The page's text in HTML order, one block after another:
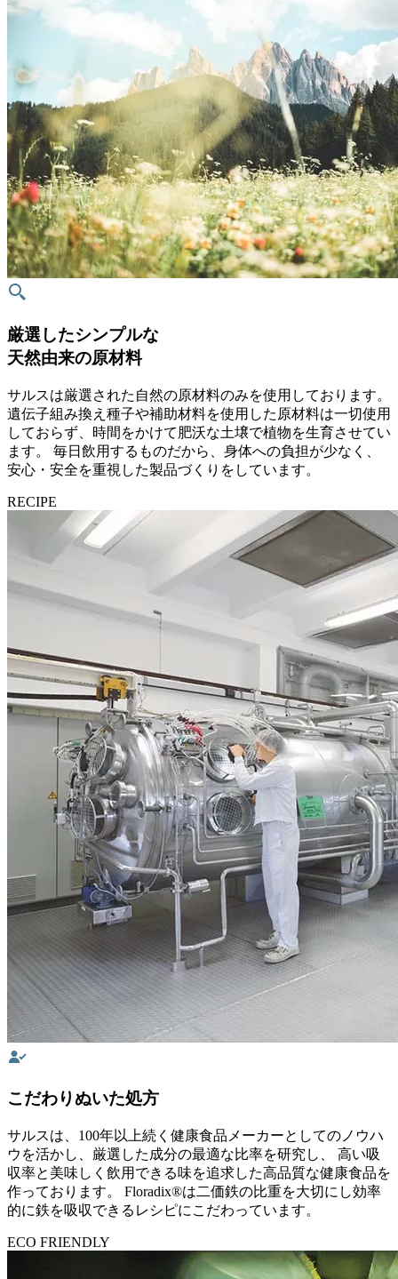
厳選したシンプルな
天然由来の原材料
サルスは厳選された自然の原材料のみを使用しております。
遺伝子組み換え種子や補助材料を使用した原材料は一切使用
しておらず、時間をかけて肥沃な土壌で植物を生育させてい
ます。 毎日飲用するものだから、身体への負担が少なく、
安心・安全を重視した製品づくりをしています。
RECIPE
こだわりぬいた処方
サルスは、100年以上続く健康食品メーカーとしてのノウハ
ウを活かし、厳選した成分の最適な比率を研究し、 高い吸
収率と美味しく飲用できる味を追求した高品質な健康食品を
作っております。 Floradix®は二価鉄の比重を大切にし効率
的に鉄を吸収できるレシピにこだわっています。
ECO FRIENDLY